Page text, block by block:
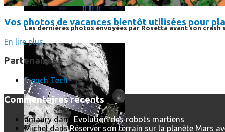
Les dernières photos envoyées par Rosetta avant son crash
Vos photos de vacances bientôt utilisées pour
En lire plus
Partenaires
French Tech
Commentaires récents
amaurydans Evolution des robots martiens
MicheldansRéserver son terrain sur la planète Mars